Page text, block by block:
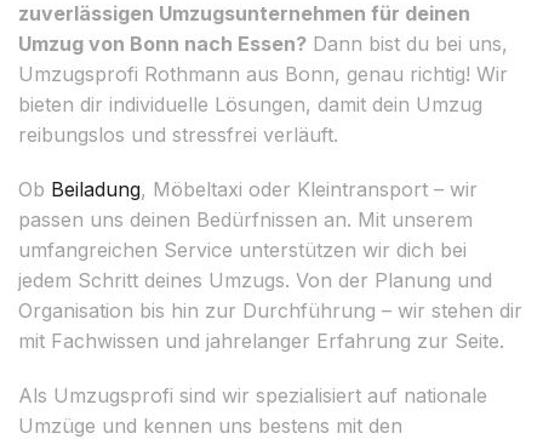
zuverlässigen Umzugsunternehmen für deinen
Umzug von Bonn nach Essen? Dann bist du bei uns,
Umzugsprofi Rothmann aus Bonn, genau richtig! Wir
bieten dir individuelle Lösungen, damit dein Umzug
reibungslos und stressfrei verläuft.
Ob Beiladung, Möbeltaxi oder Kleintransport – wir
passen uns deinen Bedürfnissen an. Mit unserem
umfangreichen Service unterstützen wir dich bei
jedem Schritt deines Umzugs. Von der Planung und
Organisation bis hin zur Durchführung – wir stehen dir
mit Fachwissen und jahrelanger Erfahrung zur Seite.
Als Umzugsprofi sind wir spezialisiert auf nationale
Umzüge und kennen uns bestens mit den